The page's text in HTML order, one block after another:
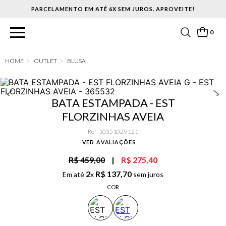
PARCELAMENTO EM ATÉ 6X SEM JUROS. APROVEITE!
0
OUTLET BLUSA
BATA ESTAMPADA - EST
FLORZINHAS AVEIA
Ref: 1035102V121
VER AVALIAÇÕES
R$ 459,00 | R$ 275,40
Em até 2x R$ 137,70 sem juros
COR